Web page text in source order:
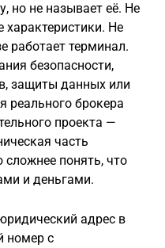
но не называет её. Не
характеристики. Не
работает терминал.
безопасности,
защиты данных или
реального брокера
проекта —
часть
сложнее понять, что
и деньгами.
адрес в
номер с